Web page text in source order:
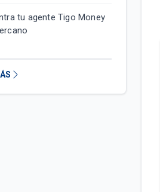
tu agente Tigo Money